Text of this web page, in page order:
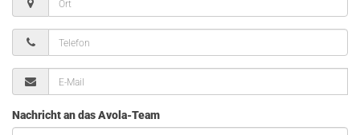
Nachricht an das Avola-Team